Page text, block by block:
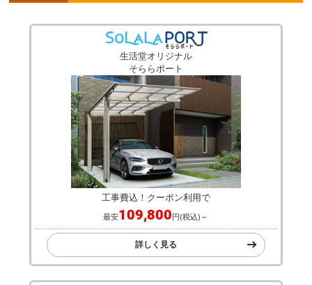
生活堂オリジナル
そららポート
工事費込！クーポン利用で
最安109,800 円(税込)～
詳しく見る